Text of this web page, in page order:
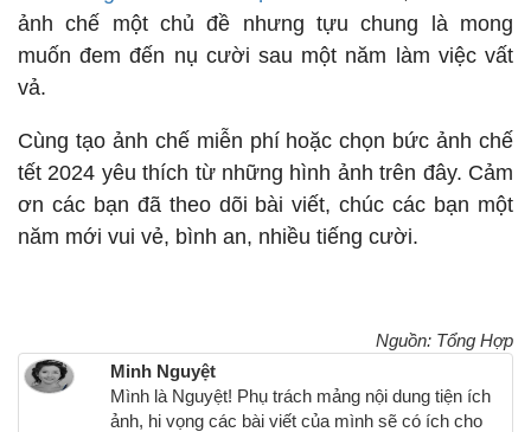
ảnh chế một chủ đề nhưng tựu chung là mong
muốn đem đến nụ cười sau một năm làm việc vất
vả.
Cùng tạo ảnh chế miễn phí hoặc chọn bức ảnh chế
tết 2024 yêu thích từ những hình ảnh trên đây. Cảm
ơn các bạn đã theo dõi bài viết, chúc các bạn một
năm mới vui vẻ, bình an, nhiều tiếng cười.
Nguồn: Tổng Hợp
Minh Nguyệt
Mình là Nguyệt! Phụ trách mảng nội dung tiện ích
ảnh, hi vọng các bài viết của mình sẽ có ích cho